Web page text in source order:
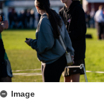
Image